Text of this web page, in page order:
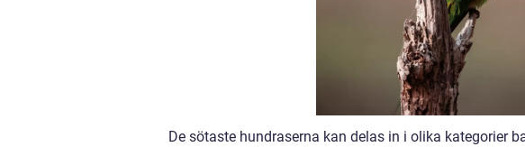
De sötaste hundraserna kan delas in i olika kategorier